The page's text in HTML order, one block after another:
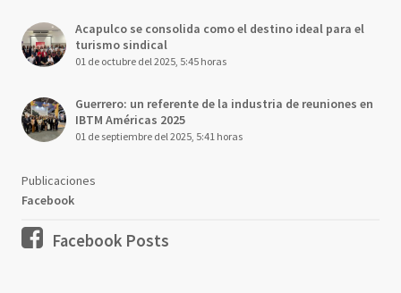
Acapulco se consolida como el destino ideal para el
turismo sindical
01 de octubre del 2025, 5:45 horas
Guerrero: un referente de la industria de reuniones en
IBTM Américas 2025
01 de septiembre del 2025, 5:41 horas
Publicaciones
Facebook
Facebook Posts